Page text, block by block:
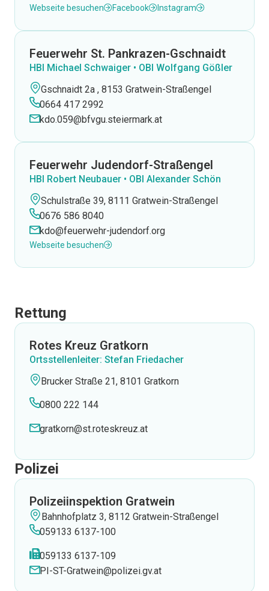
Webseite besuchen Facebook Instagram
Feuerwehr St. Pankrazen-Gschnaidt
HBI Michael Schwaiger • OBI Wolfgang Gößler
Gschnaidt 2a , 8153 Gratwein-Straßengel
0664 417 2992
kdo.059@bfvgu.steiermark.at
Feuerwehr Judendorf-Straßengel
HBI Robert Neubauer • OBI Alexander Schön
Schulstraße 39, 8111 Gratwein-Straßengel
0676 586 8040
kdo@feuerwehr-judendorf.org
Webseite besuchen
Rettung
Rotes Kreuz Gratkorn
Ortsstellenleiter: Stefan Friedacher
Brucker Straße 21, 8101 Gratkorn
0800 222 144
gratkorn@st.roteskreuz.at
Polizei
Polizeiinspektion Gratwein
Bahnhofplatz 3, 8112 Gratwein-Straßengel
059133 6137-100
059133 6137-109
PI-ST-Gratwein@polizei.gv.at